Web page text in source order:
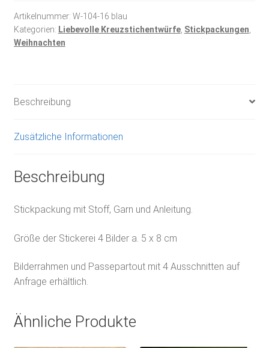
Menge
Artikelnummer: W-104-16 blau
Kategorien: Liebevolle Kreuzstichentwürfe, Stickpackungen
Weihnachten
Beschreibung
Zusätzliche Informationen
Beschreibung
Stickpackung mit Stoff, Garn und Anleitung.
Größe der Stickerei 4 Bilder a. 5 x 8 cm
Bilderrahmen und Passepartout mit 4 Ausschnitten auf
Anfrage erhältlich.
Ähnliche Produkte